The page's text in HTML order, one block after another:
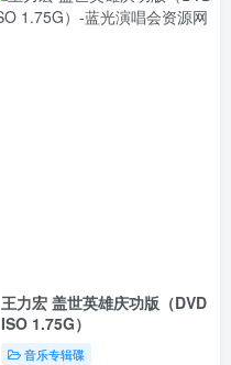
王力宏 盖世英雄庆功版（DVD
ISO 1.75G）
音乐专辑碟